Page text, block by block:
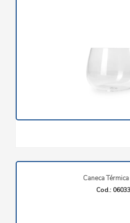
Caneca
Cod.: 06033